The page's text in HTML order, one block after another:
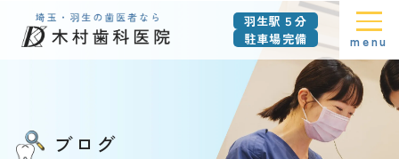
羽生駅５分
駐車場完備
menu
ブログ